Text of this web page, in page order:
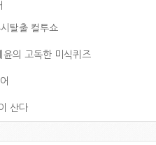
탈출 컬투쇼
윤의 고독한 미식퀴즈
산다